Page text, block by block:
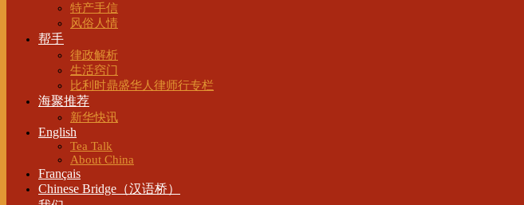
特产手信
风俗人情
帮手
律政解析
生活窍门
比利时鼎盛华人律师行专栏
海聚推荐
新华快讯
English
Tea Talk
About China
Français
Chinese Bridge（汉语桥）